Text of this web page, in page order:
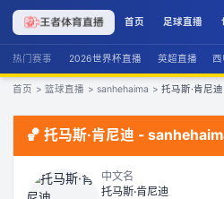
首页 足球直播
热门赛事 2026世界杯直播 英超直播 西
首页 > 篮球直播 > sanhehaima > 托马斯·肯尼迪
🏀 托马斯·肯尼迪 -
中文名
托马斯·肯尼迪